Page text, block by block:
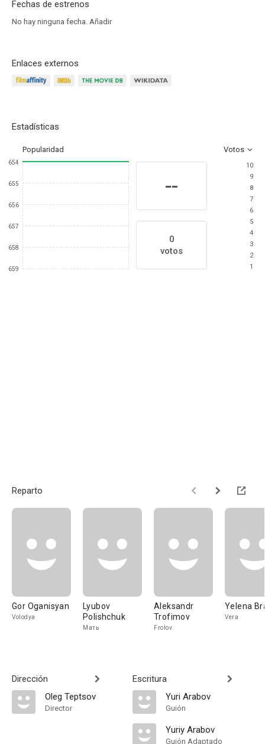
Fechas de estrenos
No hay ninguna fecha. Añadir
Enlaces externos
Estadísticas
Popularidad Votos
654
655
656
657
658
659
--
0
votos
10
9
8
7
6
5
4
3
2
1
Reparto
Gor Oganisyan
Volodya
Lyubov
Polishchuk
Мать
Aleksandr
Trofimov
Frolov
Yelena
Vera
Dirección
Oleg Teptsov
Director
Escritura
Yuri Arabov
Guión
Yuriy Arabov
Guión Adaptado